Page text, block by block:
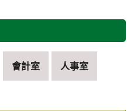
會計室 人事室